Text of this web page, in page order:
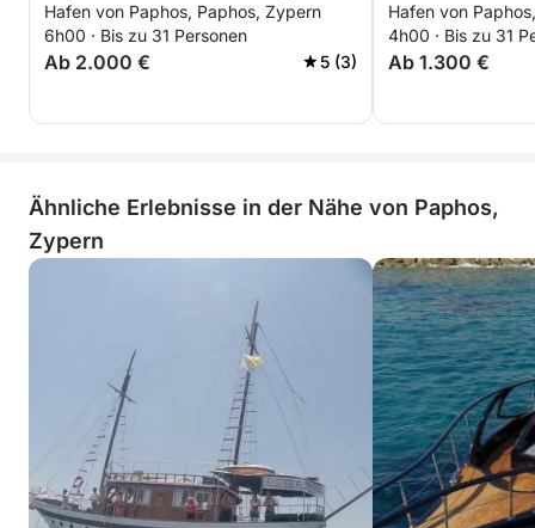
Bootstour
Hafen von Paphos, Paphos, Zypern
6h00 · Bis zu 31 Personen
Ab 2.000 € 5 (3)
Stunden
Hafen von
4h00 · Bis zu 31
Ab 1.300 €
Ähnliche Erlebnisse in der Nähe von Paphos,
Zypern